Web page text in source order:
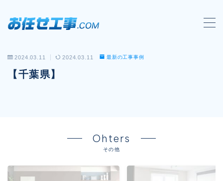
MENU
会社概要
電話工事
2024.03.11 2024.03.11 最新の工事事例
【千葉県】
Ohters
その他